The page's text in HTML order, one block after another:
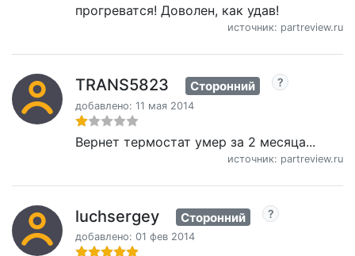
прогреватся! Доволен, как удав!
источник: partreview.ru
TRANS5823 Сторонний
добавлено: 11 мая 2014
Вернет термостат умер за 2 месяца...
источник: partreview.ru
luchsergey Сторонний
добавлено: 01 фев 2014